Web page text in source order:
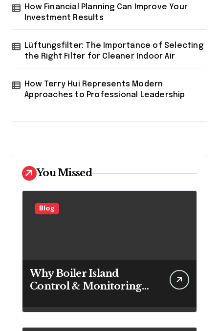
How Financial Planning Can Improve Your
Investment Results
Lüftungsfilter: The Importance of Selecting
the Right Filter for Cleaner Indoor Air
How Terry Hui Represents Modern
Approaches to Professional Leadership
You Missed
Blog
Why Boiler Island
Control & Monitoring
for Power Generation
Efficiency